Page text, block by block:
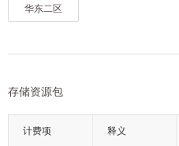
负载均衡
华东二区
存储资源包
计费项 释义